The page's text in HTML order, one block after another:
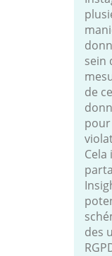
sein
de
des